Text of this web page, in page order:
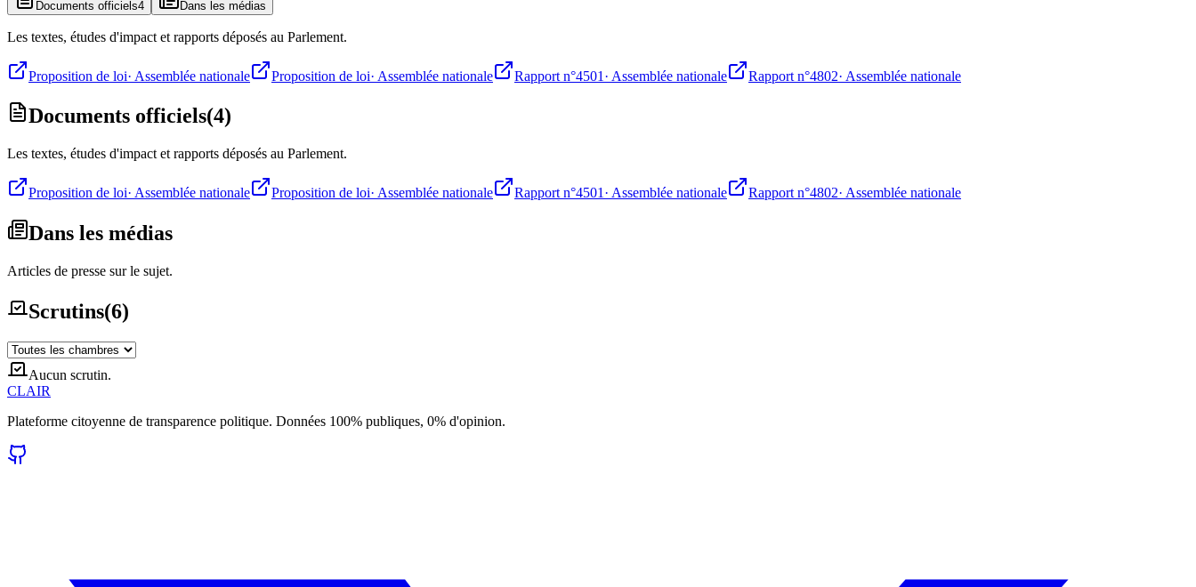
Documents officiels4 Dans les médias
Les textes, études d'impact et rapports déposés au Parlement.
Proposition de loi· Assemblée nationale Proposition de loi· Assemblée nationale Rapport n°4501 · Assemblée nationale Rapport n°4802· Assemblée nationale
Documents officiels(4)
Les textes, études d'impact et rapports déposés au Parlement.
Proposition de loi· Assemblée nationale Proposition de loi· Assemblée nationale Rapport n°4501 · Assemblée nationale Rapport n°4802· Assemblée nationale
Dans les médias
Articles de presse sur le sujet.
Scrutins(6)
Aucun scrutin.
CLAIR
Plateforme citoyenne de transparence politique. Données 100% publiques, 0% d'opinion.